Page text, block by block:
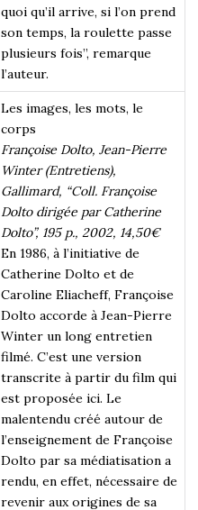
quoi qu’il arrive, si l’on prend
son temps, la roulette passe
plusieurs fois”, remarque
l’auteur.
Les images, les mots, le
corps
Françoise Dolto, Jean-Pierre
Winter (Entretiens),
Gallimard, “Coll. Françoise
Dolto dirigée par Catherine
Dolto”, 195 p., 2002, 14,50€
En 1986, à l’initiative de
Catherine Dolto et de
Caroline Eliacheff, Françoise
Dolto accorde à Jean-Pierre
Winter un long entretien
filmé. C’est une version
transcrite à partir du film qui
est proposée ici. Le
malentendu créé autour de
l’enseignement de Françoise
Dolto par sa médiatisation a
rendu, en effet, nécessaire de
revenir aux origines de sa